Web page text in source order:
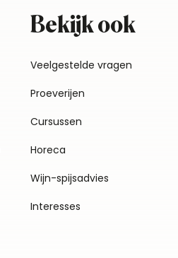
Bekijk ook
Veelgestelde vragen
Proeverijen
Cursussen
Horeca
Wijn-spijsadvies
Interesses